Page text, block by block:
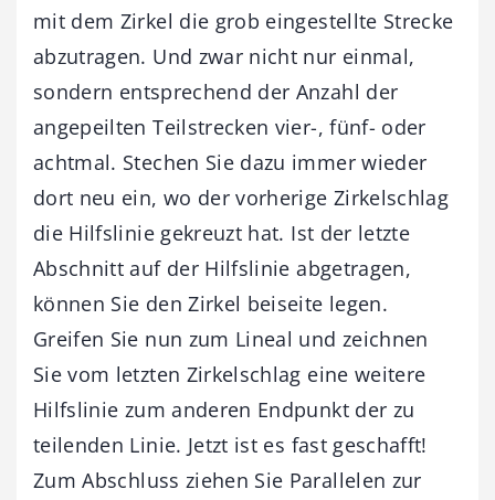
mit dem Zirkel die grob eingestellte Strecke
abzutragen. Und zwar nicht nur einmal,
sondern entsprechend der Anzahl der
angepeilten Teilstrecken vier-, fünf- oder
achtmal. Stechen Sie dazu immer wieder
dort neu ein, wo der vorherige Zirkelschlag
die Hilfslinie gekreuzt hat. Ist der letzte
Abschnitt auf der Hilfslinie abgetragen,
können Sie den Zirkel beiseite legen.
Greifen Sie nun zum Lineal und zeichnen
Sie vom letzten Zirkelschlag eine weitere
Hilfslinie zum anderen Endpunkt der zu
teilenden Linie. Jetzt ist es fast geschafft!
Zum Abschluss ziehen Sie Parallelen zur